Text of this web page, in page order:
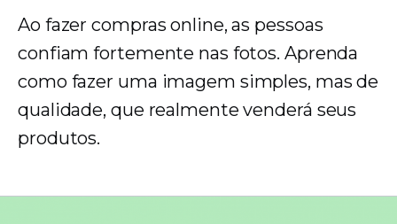
Ao fazer compras online, as pessoas
confiam fortemente nas fotos. Aprenda
como fazer uma imagem simples, mas de
qualidade, que realmente venderá seus
produtos.